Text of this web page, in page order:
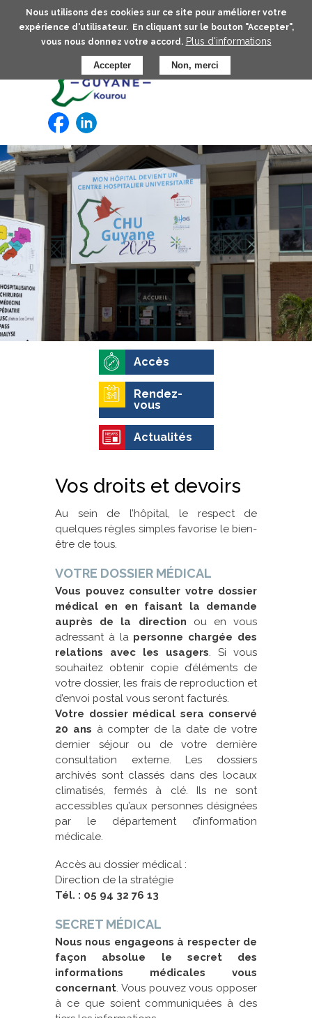
Nous utilisons des cookies sur ce site pour améliorer votre
expérience d'utilisateur. En cliquant sur le bouton "Accepter",
vous nous donnez votre accord. Plus d'informations
Accepter Non, merci
Aller
au
contenu
principal
Accès
Rendez-
vous
Actualités
Vos droits et devoirs
Au sein de l’hôpital, le respect de
quelques règles simples favorise le bien-
être de tous.
VOTRE DOSSIER MÉDICAL
Vous pouvez consulter votre dossier
médical en en faisant la demande
auprès de la direction ou en vous
adressant à la personne chargée des
relations avec les usagers. Si vous
souhaitez obtenir copie d’éléments de
votre dossier, les frais de reproduction et
d’envoi postal vous seront facturés.
Votre dossier médical sera conservé
20 ans à compter de la date de votre
dernier séjour ou de votre dernière
consultation externe. Les dossiers
archivés sont classés dans des locaux
climatisés, fermés à clé. Ils ne sont
accessibles qu’aux personnes désignées
par le département d’information
médicale.
Accès au dossier médical :
Direction de la stratégie
Tél. : 05 94 32 76 13
SECRET MÉDICAL
Nous nous engageons à respecter de
façon absolue le secret des
informations médicales vous
concernant. Vous pouvez vous opposer
à ce que soient communiquées à des